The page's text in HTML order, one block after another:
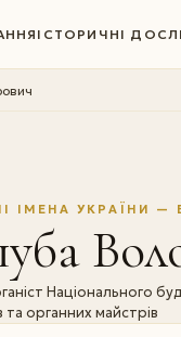
ІСТОРИЧНІ
ІМЕНА УКРАЇНИ —
Національного
та органних майстрів